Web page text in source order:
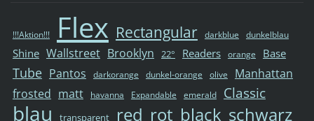
!!!Aktion!!! Flex Rectangular darkblue dunkelblau
Shine Wallstreet Brooklyn 22° Readers orange Base
Tube Pantos darkorange dunkel-orange olive
Manhattan
frosted matt havanna Expandable emerald Classic
blau transparent red rot black schwarz